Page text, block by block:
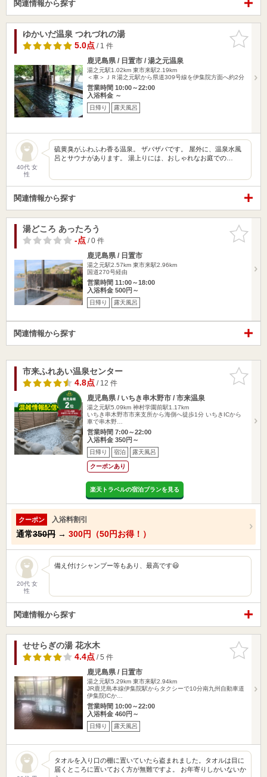
関連情報から探す
お気に入
りに追加
ゆかいだ温泉 つれづれの湯
5.0点/ 1 件
鹿児島県 / 日置市 / 湯之元温泉
湯之元駅1.02km 東市来駅2.19km
＜車＞ＪＲ湯之元駅から県道309号線を伊集院方面へ約2分
営業時間 10:00～22:00
入浴料金 ～
日帰り 露天風呂
40代 女
性
硫黄臭がふわふわ香る温泉。 ザバザバです。 屋外に、温泉水風
呂とサウナがあります。 湯上りには、おしゃれなお庭での…
関連情報から探す
お気に入
りに追加
湯どころ あったろう
-点/ 0 件
鹿児島県 / 日置市
湯之元駅2.57km 東市来駅2.96km
国道270号経由
営業時間 11:00～18:00
入浴料金 500円～
日帰り 露天風呂
関連情報から探す
お気に入
りに追加
市来ふれあい温泉センター
4.8点/ 12 件
鹿児島県 / いちき串木野市 / 市来温泉
湯之元駅5.09km 神村学園前駅1.17km
いちき串木野市市来支所から海側へ徒歩1分 いちきICから
車で串木野…
営業時間 7:00～22:00
入浴料金 350円～
日帰り 宿泊 露天風呂
クーポンあり
楽天トラベルの宿泊プランを見る
クーポン 入浴料割引
通常350円 → 300円（50円お得！）
20代 女
性
備え付けシャンプー等もあり、最高です😃
関連情報から探す
お気に入
りに追加
せせらぎの湯 花水木
4.4点/ 5 件
鹿児島県 / 日置市
湯之元駅5.29km 東市来駅2.94km
JR鹿児島本線伊集院駅からタクシーで10分南九州自動車道
伊集院ICか…
営業時間 10:00～22:00
入浴料金 460円～
日帰り 露天風呂
タオルを入り口の棚に置いていたら盗まれました。タオルは目に
届くところに置いておく方が無難ですよ。 お年寄りしかいないか